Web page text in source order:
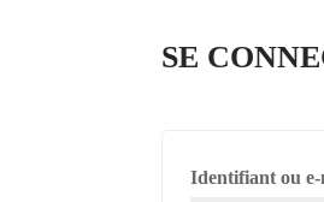
SE
Identifiant ou